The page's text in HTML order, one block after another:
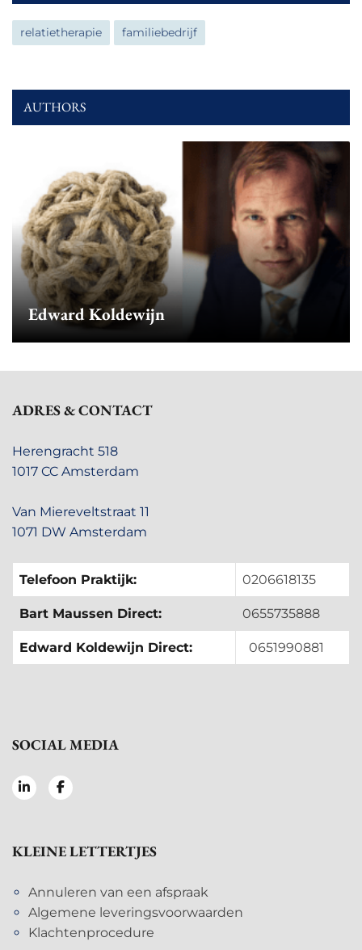
relatietherapie familiebedrijf
AUTHORS
Edward Koldewijn
ADRES & CONTACT
Herengracht 518
1017 CC Amsterdam
Van Miereveltstraat 11
1071 DW Amsterdam
Telefoon Praktijk: 0206618135
Bart Maussen Direct: 0655735888
Edward Koldewijn Direct: 0651990881
SOCIAL MEDIA
KLEINE LETTERTJES
Annuleren van een afspraak
Algemene leveringsvoorwaarden
Klachtenprocedure